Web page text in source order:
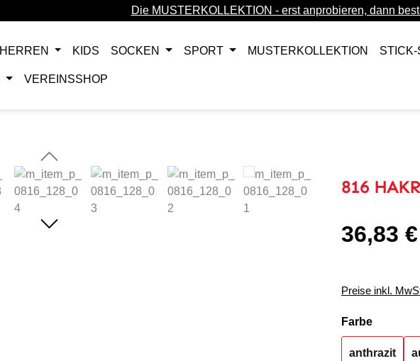
Die MUSTERKOLLEKTION - erst anprobieren, dann
HERREN KIDS SOCKEN SPORT MUSTERKOLLEKTION
VEREINSSHOP
816
Regulärer Preis:
36,83 €
Preise inkl.
Farbe
anthrazit